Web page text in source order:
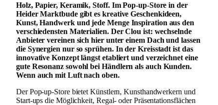
Holz, Papier, Keramik, Stoff. Im Pop-up-Store in der
Heider Marktbude gibt es kreative Geschenkideen,
Kunst, Handwerk und jede Menge Inspiration aus den
verschiedensten Materialien. Der Clou ist: wechselnde
Anbieter vereinen sich hier unter einem Dach und lassen
die Synergien nur so sprühen. In der Kreisstadt ist das
innovative Konzept längst etabliert und verzeichnet eine
gute Resonanz sowohl bei Händlern als auch Kunden.
Wenn auch mit Luft nach oben.
Der Pop-up-Store bietet Künstlern, Kunsthandwerkern und
Start-ups die Möglichkeit, Regal- oder Präsentationsflächen